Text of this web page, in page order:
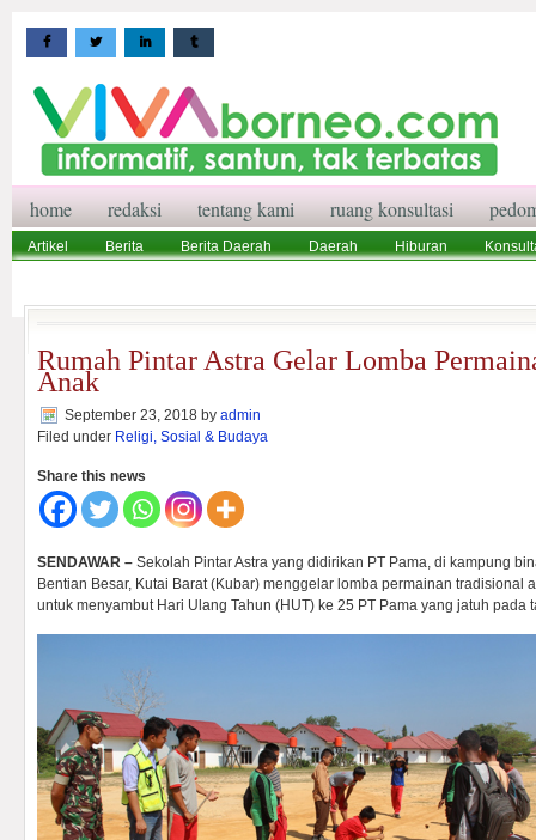
home redaksi tentang kami ruang konsultasi
Artikel Berita Berita Daerah Daerah Hiburan
Rumah Pintar Astra Gelar Lomba
Anak
September 23, 2018 by admin
Filed under Religi, Sosial & Budaya
Share this news
SENDAWAR – Sekolah Pintar Astra yang didirikan PT Pama, di kampung
Bentian Besar, Kutai Barat (Kubar) menggelar lomba permainan tradisional
untuk menyambut Hari Ulang Tahun (HUT) ke 25 PT Pama yang jatuh pada